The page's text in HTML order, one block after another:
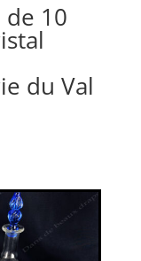
10
du Val